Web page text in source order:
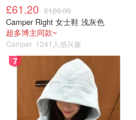
£61.20 £120.00
Camper Right 女士鞋 浅灰色
超多博主同款~
Camper 1241人感兴趣
7